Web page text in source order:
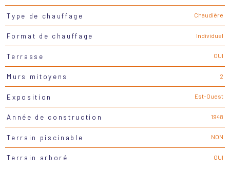
Type de chauffage Chaudière
Format de chauffage Individuel
Terrasse OUI
Murs mitoyens 2
Exposition Est-Ouest
Année de construction 1948
Terrain piscinable NON
Terrain arboré OUI